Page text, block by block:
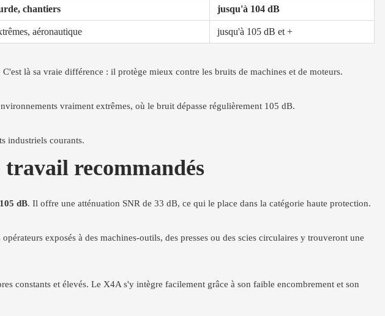
chantiers jusqu'à 104 dB
aéronautique jusqu'à 105 dB et +
là sa vraie différence : il protège mieux contre les bruits de machines et de moteurs.
vraiment extrêmes, où le bruit dépasse régulièrement 105 dB.
industriels courants.
recommandés
dB. Il offre une atténuation SNR de 33 dB, ce qui le place dans la catégorie haute protection.
opérateurs exposés à des machines-outils, des presses ou des scies circulaires y trouveront une
constants et élevés. Le X4A s'y intègre facilement grâce à son faible encombrement et son